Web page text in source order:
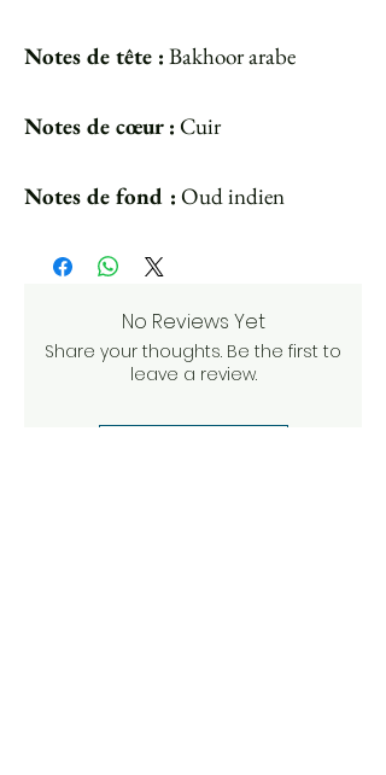
Notes de tête : Bakhoor arabe
Notes de cœur : Cuir
Notes de fond : Oud indien
No Reviews Yet
Share your thoughts. Be the first to
leave a review.